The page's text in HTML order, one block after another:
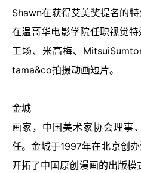
Shawn在获得艾美奖提名的特
在温哥华电影学院任职视觉
工场、米高梅、
tama&co拍摄动画短片。
金城
画家，中国美术家协会理事
任。金城于1997年在北京创办
开拓了中国原创漫画的出版模